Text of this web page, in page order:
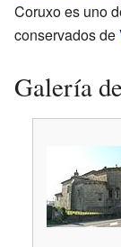
Coruxo es uno
conservados de
Galería